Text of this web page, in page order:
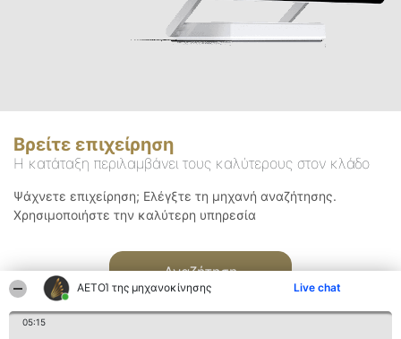
ΑΕΤΟΊ της μηχανοκίνησης Live chat
05:15
Βρείτε επιχείρηση
Η κατάταξη περιλαμβάνει τους καλύτερους στον κλάδο
Ψάχνετε επιχείρηση; Ελέγξτε τη μηχανή αναζήτησης.
Χρησιμοποιήστε την καλύτερη υπηρεσία
Αναζήτηση